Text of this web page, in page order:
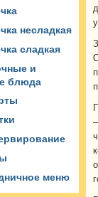
несладкая
сладкая
и
блюда
меню